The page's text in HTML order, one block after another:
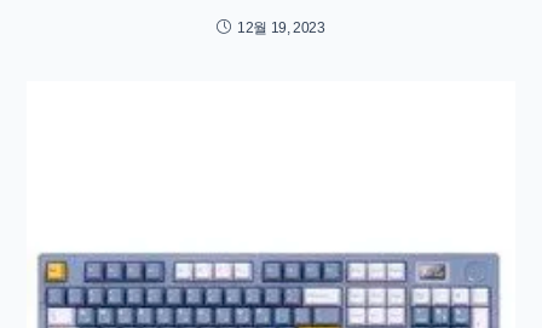
12월 19, 2023